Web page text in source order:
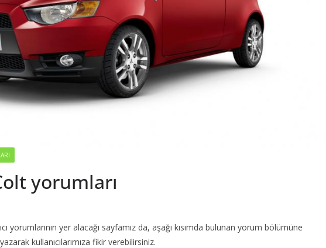
yorumları
yorumlarının yer alacağı sayfamız da, aşağı kısımda bulunan yorum bölümüne
kullanıcılarımıza fikir verebilirsiniz.